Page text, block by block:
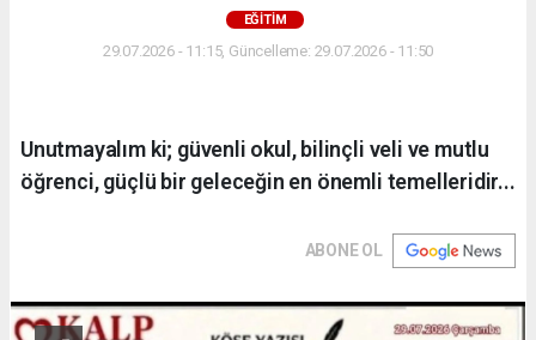
EĞİTİM
29.07.2026 - 11:15, Güncelleme: 29.07.2026 - 11:50
Unutmayalım ki; güvenli okul, bilinçli veli ve mutlu
öğrenci, güçlü bir geleceğin en önemli temelleridir...
ABONE OL